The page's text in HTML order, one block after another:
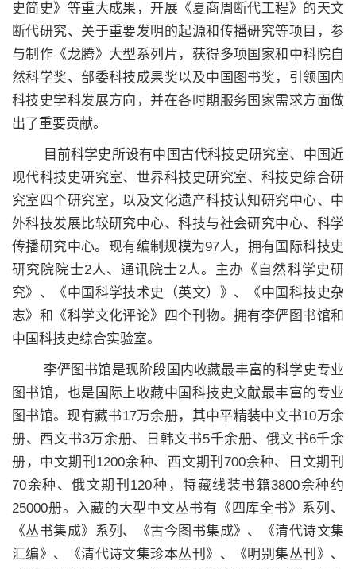
史简史》等重大成果，开展《夏商周断代工程》的天文
断代研究、关于重要发明的起源和传播研究等项目，参
与制作《龙腾》大型系列片，获得多项国家和中科院自
然科学奖、部委科技成果奖以及中国图书奖，引领国内
科技史学科发展方向，并在各时期服务国家需求方面做
出了重要贡献。
目前科学史所设有中国古代科技史研究室、中国近
现代科技史研究室、世界科技史研究室、科技史综合研
究室四个研究室，以及文化遗产科技认知研究中心、中
外科技发展比较研究中心、科技与社会研究中心、科学
传播研究中心。现有编制规模为97人，拥有国际科技史
研究院院士2人、通讯院士2人。主办《自然科学史研
究》、《中国科学技术史（英文）》、《中国科技史杂
志》和《科学文化评论》四个刊物。拥有李俨图书馆和
中国科技史综合实验室。
李俨图书馆是现阶段国内收藏最丰富的科学史专业
图书馆，也是国际上收藏中国科技史文献最丰富的专业
图书馆。现有藏书17万余册，其中平精装中文书10万余
册、西文书3万余册、日韩文书5千余册、俄文书6千余
册，中文期刊1200余种、西文期刊700余种、日文期刊
70余种、俄文期刊120种，特藏线装书籍3800余种约
25000册。入藏的大型中文丛书有《四库全书》系列、
《丛书集成》系列、《古今图书集成》、《清代诗文集
汇编》、《清代诗文集珍本丛刊》、《明别集丛刊》、